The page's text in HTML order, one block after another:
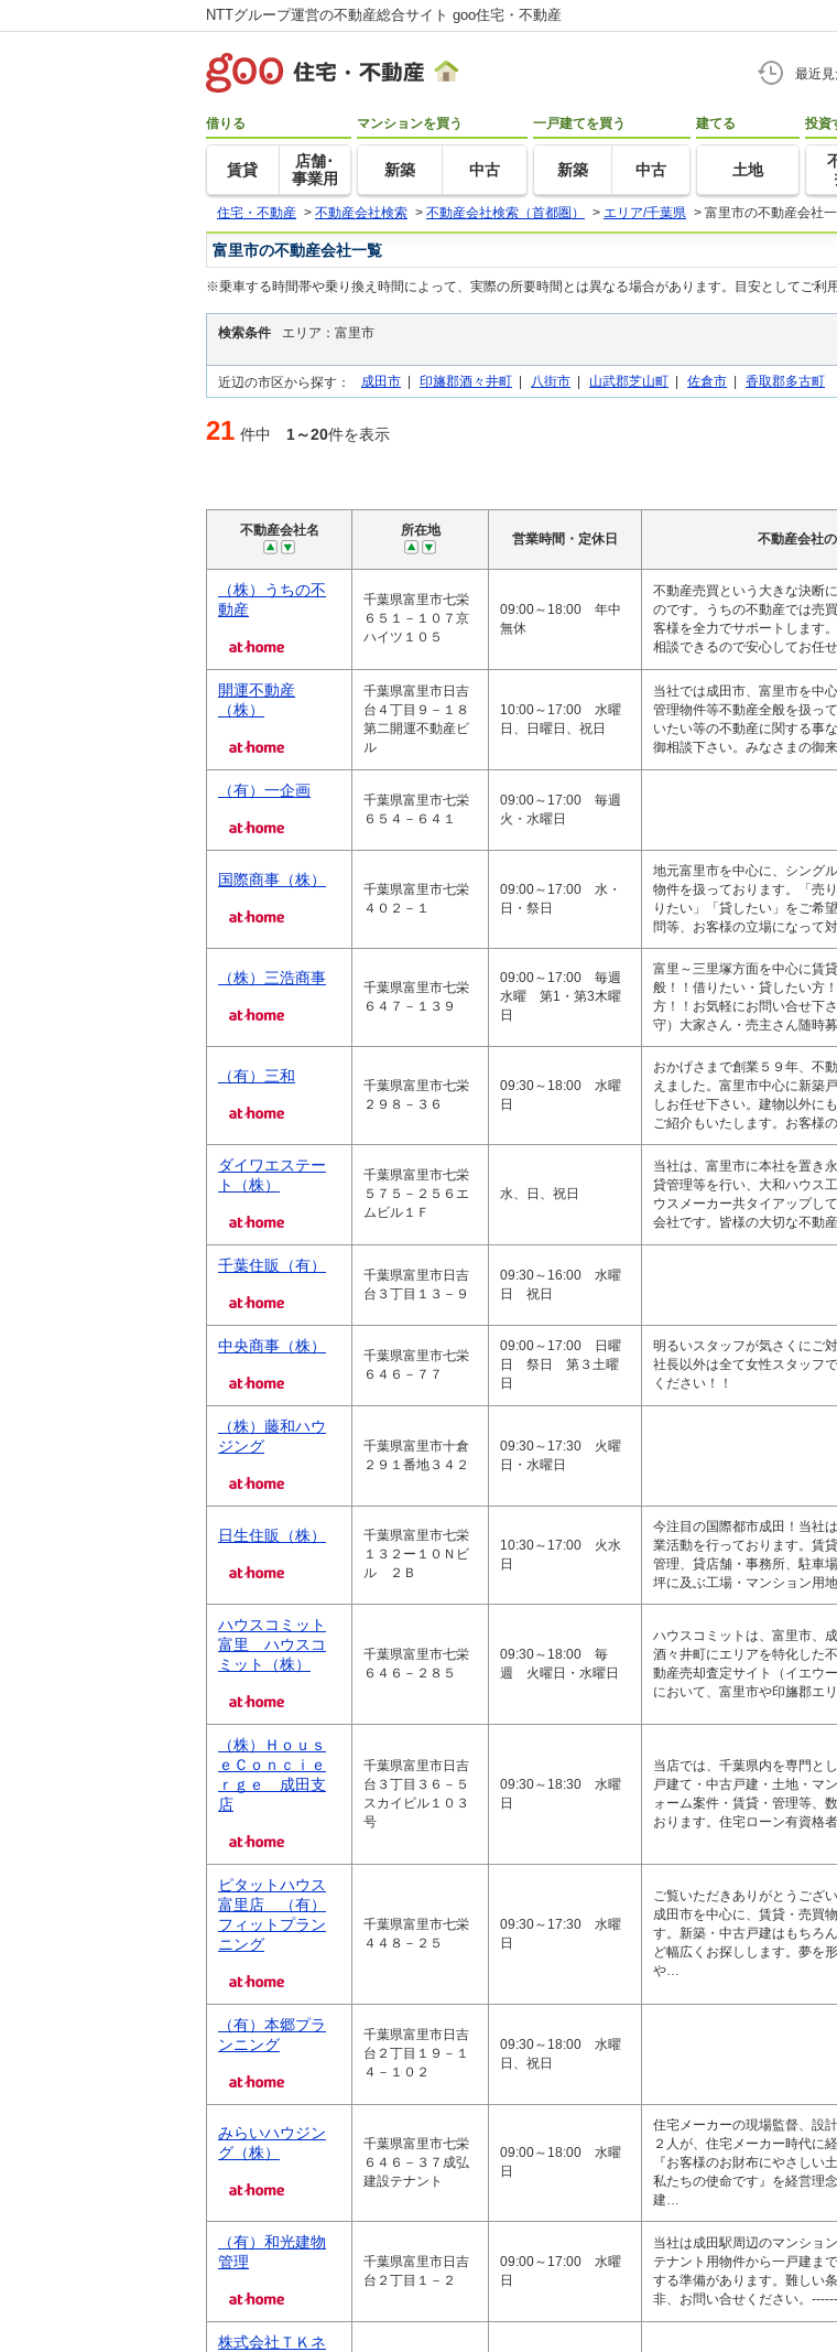
NTTグループ運営の不動産総合サイト goo住宅・不動産
最近
借りる
賃貸
店舗･
事業用
マンションを買う
新築 中古
一戸建てを買う
新築 中古
建てる
土地
投資
住宅・不動産 > 不動産会社検索 > 不動産会社検索（首都圏） > エリア/千葉県 > 富里市の不動産会社
富里市の不動産会社一覧
※乗車する時間帯や乗り換え時間によって、実際の所要時間とは異なる場合があります。目安としてご利用
検索条件 エリア：富里市
近辺の市区から探す： 成田市 | 印旛郡酒々井町 | 八街市 | 山武郡芝山町 | 佐倉市 | 香取郡多古町
21 件中 1～20件を表示
不動産会社名 所在地
営業時間・定休日 不動産会社
（株）うちの不
動産
千葉県富里市七栄
６５１－１０７京
ハイツ１０５
09:00～18:00 年中
無休
不動産売買という大きな決断
のです。うちの不動産では売
客様を全力でサポートします
相談できるので安心してお任
開運不動産
（株）
千葉県富里市日吉
台４丁目９－１８
第二開運不動産ビ
ル
10:00～17:00 水曜
日、日曜日、祝日
当社では成田市、富里市を中
管理物件等不動産全般を扱っ
いたい等の不動産に関する事
御相談下さい。みなさまの御
（有）一企画
千葉県富里市七栄
６５４－６４１
09:00～17:00 毎週
火・水曜日
国際商事（株）
千葉県富里市七栄
４０２－１
09:00～17:00 水・
日・祭日
地元富里市を中心に、シング
物件を扱っております。「売
りたい」「貸したい」をご希
問等、お客様の立場になって
（株）三浩商事
千葉県富里市七栄
６４７－１３９
09:00～17:00 毎週
水曜 第1・第3木曜
日
富里～三里塚方面を中心に賃
般！！借りたい・貸したい方
方！！お気軽にお問い合せ下
守）大家さん・売主さん随時
（有）三和
千葉県富里市七栄
２９８－３６
09:30～18:00 水曜
日
おかげさまで創業５９年、不
えました。富里市中心に新築
しお任せ下さい。建物以外に
ご紹介もいたします。お客様
ダイワエステー
ト（株）
千葉県富里市七栄
５７５－２５６エ
ムビル１Ｆ
水、日、祝日
当社は、富里市に本社を置き
貸管理等を行い、大和ハウス
ウスメーカー共タイアップし
会社です。皆様の大切な不動
千葉住販（有）
千葉県富里市日吉
台３丁目１３－９
09:30～16:00 水曜
日 祝日
中央商事（株）
千葉県富里市七栄
６４６－７７
09:00～17:00 日曜
日 祭日 第３土曜
日
明るいスタッフが気さくにご
社長以外は全て女性スタッフ
ください！！
（株）藤和ハウ
ジング
千葉県富里市十倉
２９１番地３４２
09:30～17:30 火曜
日・水曜日
日生住販（株）
千葉県富里市七栄
１３２ー１０Ｎビ
ル ２Ｂ
10:30～17:00 火水
日
今注目の国際都市成田！当社
業活動を行っております。賃
管理、貸店舗・事務所、駐車
坪に及ぶ工場・マンション用
ハウスコミット
富里 ハウスコ
ミット（株）
千葉県富里市七栄
６４６－２８５
09:30～18:00 毎
週 火曜日・水曜日
ハウスコミットは、富里市、
酒々井町にエリアを特化した
動産売却査定サイト（イエウ
において、富里市や印旛郡エ
（株）Ｈｏｕｓ
ｅＣｏｎｃｉｅ
ｒｇｅ 成田支
店
千葉県富里市日吉
台３丁目３６－５
スカイビル１０３
号
09:30～18:30 水曜
日
当店では、千葉県内を専門と
戸建て・中古戸建・土地・マ
ォーム案件・賃貸・管理等、
おります。住宅ローン有資格
ピタットハウス
富里店 （有）
フィットプラン
ニング
千葉県富里市七栄
４４８－２５
09:30～17:30 水曜
日
ご覧いただきありがとうござ
成田市を中心に、賃貸・売買
す。新築・中古戸建はもちろ
ど幅広くお探しします。夢を
や…
（有）本郷プラ
ンニング
千葉県富里市日吉
台２丁目１９－１
４－１０２
09:30～18:00 水曜
日、祝日
みらいハウジン
グ（株）
千葉県富里市七栄
６４６－３７成弘
建設テナント
09:00～18:00 水曜
日
住宅メーカーの現場監督、設
２人が、住宅メーカー時代に
『お客様のお財布にやさしい
私たちの使命です』を経営理
建…
（有）和光建物
管理
千葉県富里市日吉
台２丁目１－２
09:00～17:00 水曜
日
当社は成田駅周辺のマンショ
テナント用物件から一戸建ま
する準備があります。難しい
非、お問い合せください。
株式会社ＴＫネ